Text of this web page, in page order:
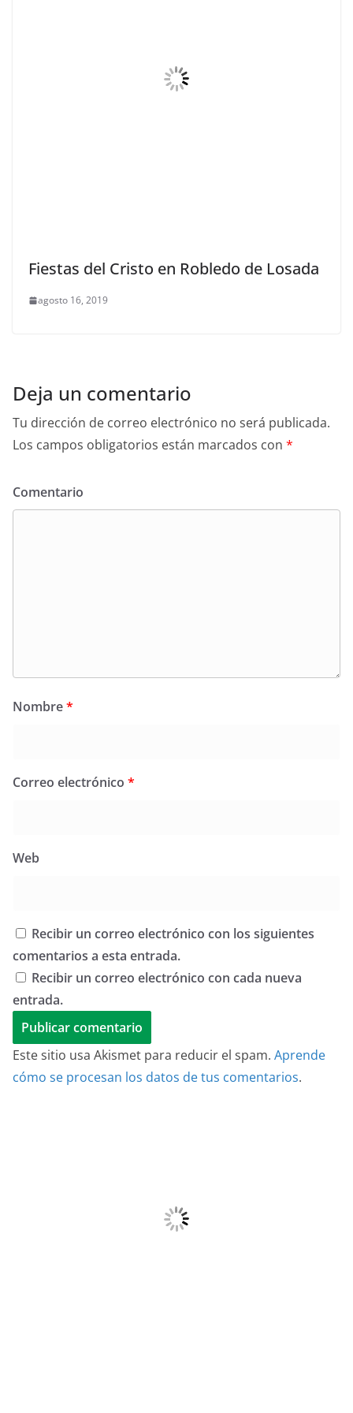
Fiestas del Cristo en Robledo de Losada
agosto 16, 2019
Deja un comentario
Tu dirección de correo electrónico no será publicada.
Los campos obligatorios están marcados con *
Comentario
Nombre*
Correo electrónico *
Web
Recibir un correo electrónico con los siguientes
comentarios a esta entrada.
Recibir un correo electrónico con cada nueva
entrada.
Este sitio usa Akismet para reducir el spam. Aprende
cómo se procesan los datos de tus comentarios.